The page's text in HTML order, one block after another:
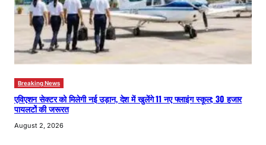
Breaking News
एविएशन सेक्टर को मिलेगी नई उड़ान, देश में खुलेंगे 11 नए फ्लाइंग स्कूल; 30 हजार
पायलटों की जरूरत
August 2, 2026